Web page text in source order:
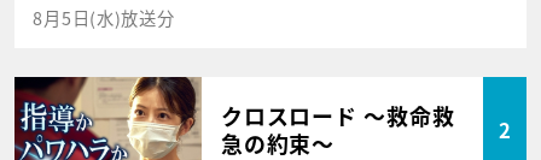
8月5日(水)放送分
クロスロード ～救命救
急の約束～
2